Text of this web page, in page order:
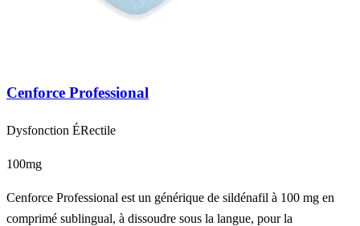
Cenforce Professional
Dysfonction ÉRectile
100mg
Cenforce Professional est un générique de sildénafil à 100 mg en
comprimé sublingual, à dissoudre sous la langue, pour la